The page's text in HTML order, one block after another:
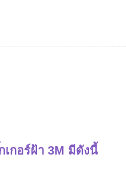
กอร์ฝ้า 3M มีดังนี้